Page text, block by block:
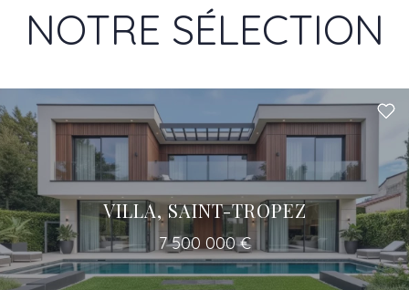
NOTRE SÉLECTION
VILLA, SAINT-TROPEZ
7 500 000 €